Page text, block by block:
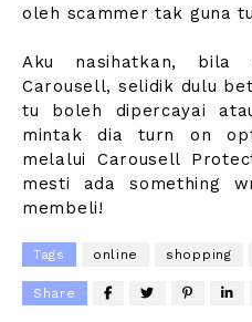
oleh scammer tak guna
Aku nasihatkan,
Carousell, selidik dulu
tu boleh dipercayai
mintak dia turn on
melalui Carousell
mesti ada something
membeli!
Tags online shopping
Share